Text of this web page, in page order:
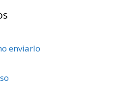
enviarlo